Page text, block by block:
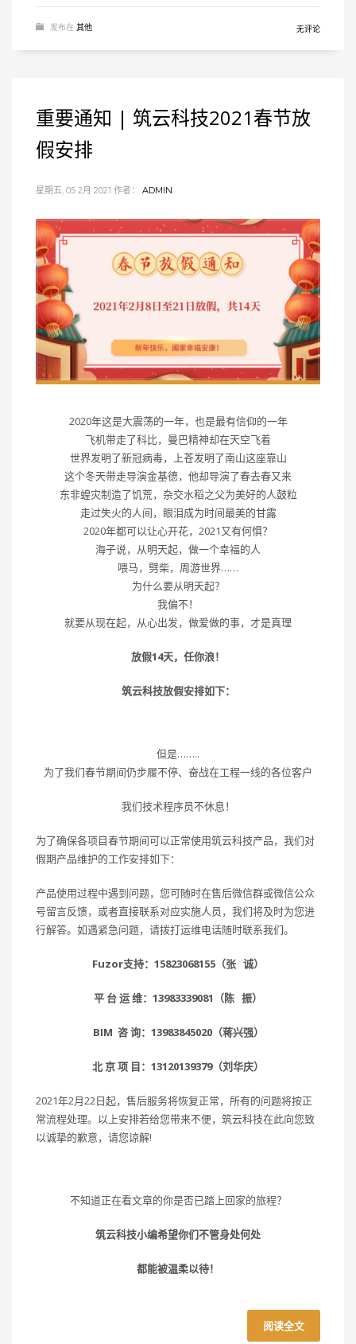
发布在 其他 无评论
重要通知 | 筑云科技2021春节放
假安排
星期五, 05 2月 2021 作者： ADMIN
2020年这是大震荡的一年，也是最有信仰的一年
飞机带走了科比，曼巴精神却在天空飞着
世界发明了新冠病毒，上苍发明了南山这座靠山
这个冬天带走导演金基德，他却导演了春去春又来
东非蝗灾制造了饥荒，杂交水稻之父为美好的人鼓粒
走过失火的人间，眼泪成为时间最美的甘露
2020年都可以让心开花，2021又有何惧？
海子说，从明天起，做一个幸福的人
喂马，劈柴，周游世界……
为什么要从明天起？
我偏不！
就要从现在起，从心出发，做爱做的事，才是真理
放假14天，任你浪！
筑云科技放假安排如下：
但是……..
为了我们春节期间仍步履不停、奋战在工程一线的各位客户
我们技术程序员不休息！
为了确保各项目春节期间可以正常使用筑云科技产品，我们对
假期产品维护的工作安排如下：
产品使用过程中遇到问题，您可随时在售后微信群或微信公众
号留言反馈，或者直接联系对应实施人员，我们将及时为您进
行解答。如遇紧急问题，请拨打运维电话随时联系我们。
Fuzor支持：15823068155（张 诚）
平 台 运 维：13983339081（陈 振）
BIM 咨 询：13983845020（蒋兴强）
北 京 项 目：13120139379（刘华庆）
2021年2月22日起，售后服务将恢复正常，所有的问题将按正
常流程处理。以上安排若给您带来不便，筑云科技在此向您致
以诚挚的歉意，请您谅解!
不知道正在看文章的你是否已踏上回家的旅程？
筑云科技小编希望你们不管身处何处
都能被温柔以待！
阅读全文